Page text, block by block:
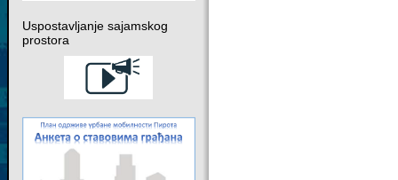
Uspostavljanje sajamskog
prostora